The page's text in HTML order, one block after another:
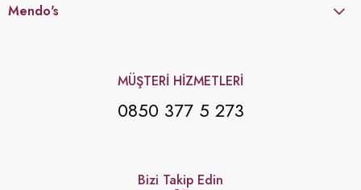
Mendo's
MÜŞTERİ HİZMETLERİ
0850 377 5 273
Bizi Takip Edin